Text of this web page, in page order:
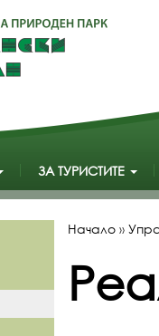
ЗА ТУРИСТИТЕ
Начало»